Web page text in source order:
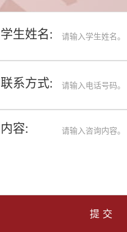
学生姓名:
联系方式:
内容:
提 交